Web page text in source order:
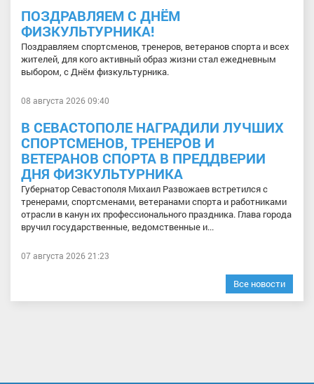
ПОЗДРАВЛЯЕМ С ДНЁМ
ФИЗКУЛЬТУРНИКА!
Поздравляем спортсменов, тренеров, ветеранов спорта и всех
жителей, для кого активный образ жизни стал ежедневным
выбором, с Днём физкультурника.
08 августа 2026 09:40
В СЕВАСТОПОЛЕ НАГРАДИЛИ ЛУЧШИХ
СПОРТСМЕНОВ, ТРЕНЕРОВ И
ВЕТЕРАНОВ СПОРТА В ПРЕДДВЕРИИ
ДНЯ ФИЗКУЛЬТУРНИКА
Губернатор Севастополя Михаил Развожаев встретился с
тренерами, спортсменами, ветеранами спорта и работниками
отрасли в канун их профессионального праздника. Глава города
вручил государственные, ведомственные и...
07 августа 2026 21:23
Все новости